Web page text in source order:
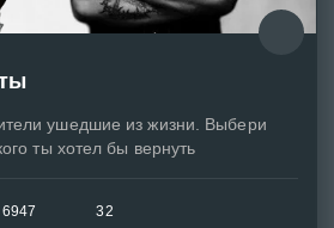
ушедшие из жизни. Выбери
ты хотел бы вернуть
6947 32